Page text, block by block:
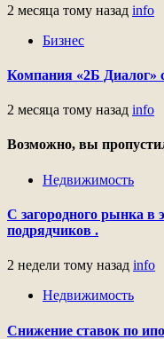
2 месяца тому назад info
Бизнес
Компания «2Б Диалог»
2 месяца тому назад info
Возможно, вы
Недвижимость
С загородного рынка в
подрядчиков .
2 недели тому назад info
Недвижимость
Снижение ставок по